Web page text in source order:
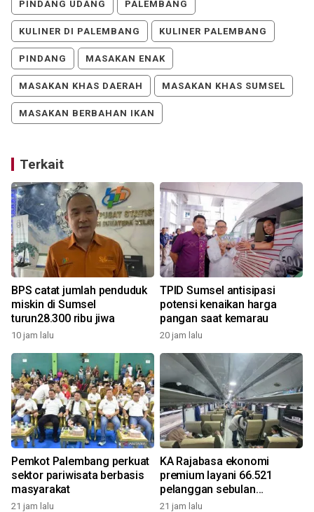
PINDANG UDANG PALEMBANG
KULINER DI PALEMBANG KULINER PALEMBANG
PINDANG MASAKAN ENAK
MASAKAN KHAS DAERAH MASAKAN KHAS SUMSEL
MASAKAN BERBAHAN IKAN
Terkait
BPS catat jumlah penduduk
miskin di Sumsel
turun28.300 ribu jiwa
10 jam lalu
TPID Sumsel antisipasi
potensi kenaikan harga
pangan saat kemarau
20 jam lalu
Pemkot Palembang perkuat
sektor pariwisata berbasis
masyarakat
21 jam lalu
KA Rajabasa ekonomi
premium layani 66.521
pelanggan sebulan
beroperasi
21 jam lalu